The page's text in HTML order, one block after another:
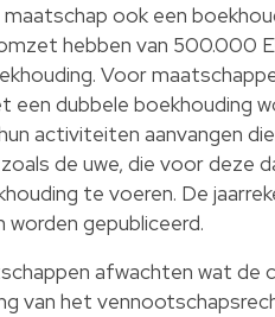
ook een
hebben van 500.000
Voor
dubbele boekhouding
activiteiten aanvangen
de uwe, die voor deze
te voeren. De
gepubliceerd.
afwachten wat de
van het